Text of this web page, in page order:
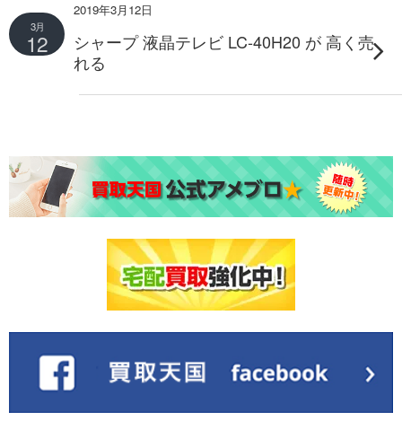
3月
12
2019年3月12日
シャープ 液晶テレビ LC-40H20 が 高く売
れる